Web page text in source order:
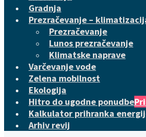
Gradnja
Prezračevanje –
Prezračevanje
Lunos prezračevanje
Klimatske naprave
Varčevanje vode
Zelena mobilnost
Ekologija
Hitro do ugodne ponudbe
Kalkulator prihranka
Arhiv revij